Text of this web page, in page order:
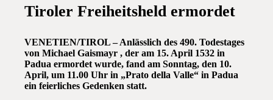
Tiroler Freiheitsheld ermordet
VENETIEN/TIROL – Anlässlich des 490. Todestages
von Michael Gaismayr , der am 15. April 1532 in
Padua ermordet wurde, fand am Sonntag, den 10.
April, um 11.00 Uhr in „Prato della Valle“ in Padua
ein feierliches Gedenken statt.